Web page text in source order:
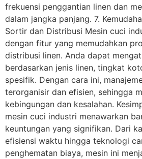
frekuensi penggantian linen dan
dalam jangka panjang. 7.
Sortir dan Distribusi Mesin cuci
dengan fitur yang memudahkan
distribusi linen. Anda dapat
berdasarkan jenis linen, tingkat
spesifik. Dengan cara ini,
terorganisir dan efisien, sehingga
kebingungan dan kesalahan.
mesin cuci industri menawarkan
keuntungan yang signifikan. Dari
efisiensi waktu hingga teknologi
penghematan biaya, mesin ini